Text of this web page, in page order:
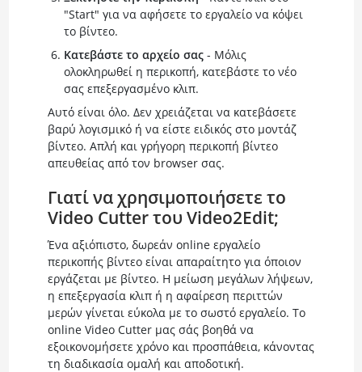
"Start" για να αφήσετε το εργαλείο να κόψει
το βίντεο.
Κατεβάστε το αρχείο σας- Μόλις
ολοκληρωθεί η περικοπή, κατεβάστε το νέο
σας επεξεργασμένο κλιπ.
Αυτό είναι όλο. Δεν χρειάζεται να κατεβάσετε
βαρύ λογισμικό ή να είστε ειδικός στο μοντάζ
βίντεο. Απλή και γρήγορη περικοπή βίντεο
απευθείας από τον browser σας.
Γιατί να χρησιμοποιήσετε το
Video Cutter του Video2Edit;
Ένα αξιόπιστο, δωρεάν online εργαλείο
περικοπής βίντεο είναι απαραίτητο για όποιον
εργάζεται με βίντεο. Η μείωση μεγάλων λήψεων,
η επεξεργασία κλιπ ή η αφαίρεση περιττών
μερών γίνεται εύκολα με το σωστό εργαλείο. Το
online Video Cutter μας σάς βοηθά να
εξοικονομήσετε χρόνο και προσπάθεια, κάνοντας
τη διαδικασία ομαλή και αποδοτική.